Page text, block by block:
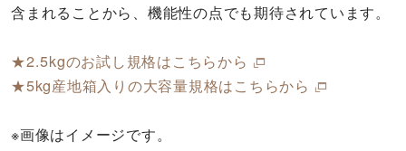
含まれることから、機能性の点でも期待されています。
★2.5kgのお試し規格はこちらから
★5kg産地箱入りの大容量規格はこちらから
※画像はイメージです。